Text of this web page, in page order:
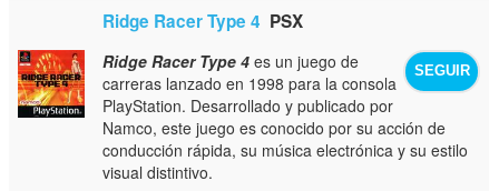
Ridge Racer Type 4 PSX
SEGUIR
Ridge Racer Type 4 es un juego de
carreras lanzado en 1998 para la consola
PlayStation. Desarrollado y publicado por
Namco, este juego es conocido por su acción de
conducción rápida, su música electrónica y su estilo
visual distintivo.